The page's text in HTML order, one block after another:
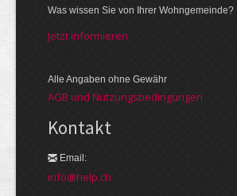
Was wissen Sie von Ihrer Wohngemeinde?
Jetzt informieren
Alle Angaben ohne Gewähr
AGB und Nutzungsbedingungen
Kontakt
Email:
info@help.ch